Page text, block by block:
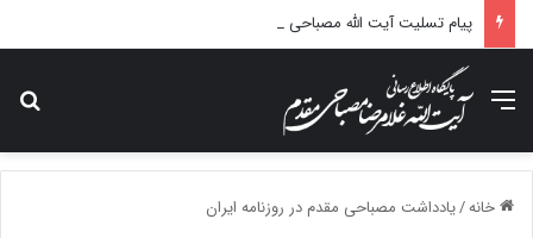
منو
خانه/یادداشت مصباحی مقدم در روزنامه ایران